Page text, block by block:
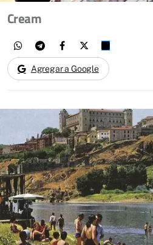
Cream
Agregar a Google